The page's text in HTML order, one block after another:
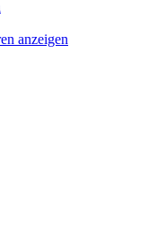
anzeigen